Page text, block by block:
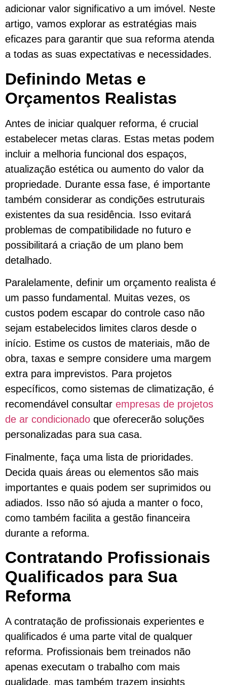
adicionar valor significativo a um imóvel. Neste
artigo, vamos explorar as estratégias mais
eficazes para garantir que sua reforma atenda
a todas as suas expectativas e necessidades.
Definindo Metas e
Orçamentos Realistas
Antes de iniciar qualquer reforma, é crucial
estabelecer metas claras. Estas metas podem
incluir a melhoria funcional dos espaços,
atualização estética ou aumento do valor da
propriedade. Durante essa fase, é importante
também considerar as condições estruturais
existentes da sua residência. Isso evitará
problemas de compatibilidade no futuro e
possibilitará a criação de um plano bem
detalhado.
Paralelamente, definir um orçamento realista é
um passo fundamental. Muitas vezes, os
custos podem escapar do controle caso não
sejam estabelecidos limites claros desde o
início. Estime os custos de materiais, mão de
obra, taxas e sempre considere uma margem
extra para imprevistos. Para projetos
específicos, como sistemas de climatização, é
recomendável consultar empresas de projetos
de ar condicionado que oferecerão soluções
personalizadas para sua casa.
Finalmente, faça uma lista de prioridades.
Decida quais áreas ou elementos são mais
importantes e quais podem ser suprimidos ou
adiados. Isso não só ajuda a manter o foco,
como também facilita a gestão financeira
durante a reforma.
Contratando Profissionais
Qualificados para Sua
Reforma
A contratação de profissionais experientes e
qualificados é uma parte vital de qualquer
reforma. Profissionais bem treinados não
apenas executam o trabalho com mais
qualidade, mas também trazem insights